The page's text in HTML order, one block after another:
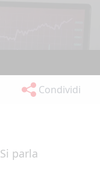
Condividi
Si parla